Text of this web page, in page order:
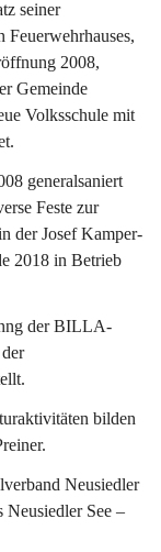
seiner
Feuerwehrhauses,
2008,
Gemeinde
Volksschule mit
generalsaniert
Feste zur
der Josef Kamper-
2018 in Betrieb
der BILLA-
bilden
Neusiedler
Neusiedler See –